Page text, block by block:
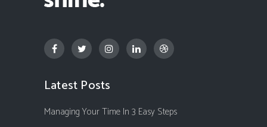
Latest Posts
Managing Your Time In 3 Easy Steps